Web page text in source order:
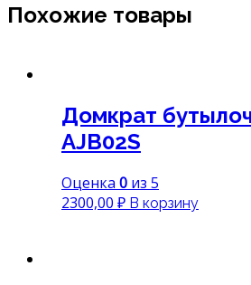
Похожие товары
Домкрат
AJB02S
Оценка 0 из 5
2300,00 ₽ В корзину